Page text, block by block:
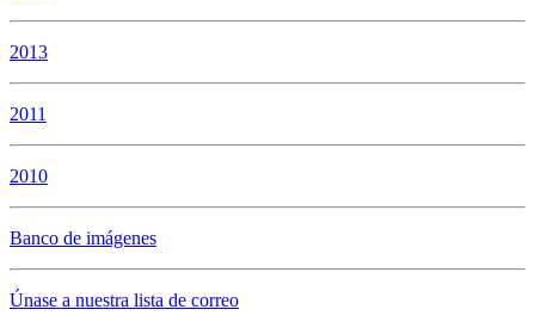
2013
2011
2010
Banco de imágenes
Únase a nuestra lista de correo